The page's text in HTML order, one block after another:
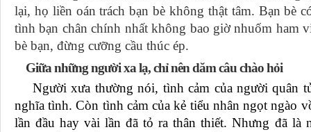
lại, họ liền oán trách bạn bè không thật tâm. Bạn bè
tình bạn chân chính nhất không bao giờ nhuốm ham
bè bạn, đừng cưỡng cầu thúc ép.
Giữa những người xa lạ, chỉ nên dăm câu chào hỏi
Người xưa thường nói, tình cảm của người quân
nghĩa tình. Còn tình cảm của kẻ tiểu nhân ngọt ngào
lần đầu hay vài lần đã tỏ ra thân thiết. Nhưng đã là